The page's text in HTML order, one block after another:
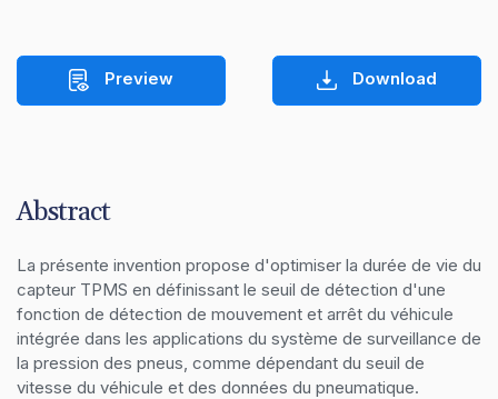
Preview Download
Abstract
La présente invention propose d'optimiser la durée de vie du
capteur TPMS en définissant le seuil de détection d'une
fonction de détection de mouvement et arrêt du véhicule
intégrée dans les applications du système de surveillance de
la pression des pneus, comme dépendant du seuil de
vitesse du véhicule et des données du pneumatique.